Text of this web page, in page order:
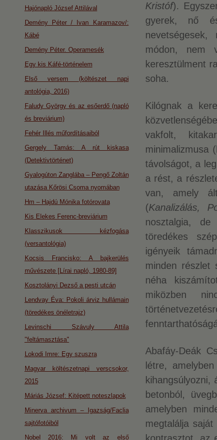
Kristóf).
gyerek, nő
nevetségesek,
módon, nem
keresztülment
soha.
Kilógnak a
vakfolt,
minimalizmusa
távolságot, a
a rést, a
van, amely
(Kanalizálás,
nosztalgia, de
töredékes
igényeik
minden részlet
néha
miközben
Abafáy-Deák
létre,
betonból,
amelyben
megtalálja
Hajónapló József Attilával
Demény Péter / Ivan Karamazov/:
Kábé
Demény Péter. Operamesék
Egy kis Káfé-történelem
Első versem (költészet napi
antológia, 2016)
Faludy György és az esőerdő (napló
és breviárium)
Fehér Illés műfordításaiból
Gergely Tamás: A rút kiskasa
(Detektivtörténet)
Gyalogúton Zanglába – Pengő Zoltán
utazása Kőrösi Csoma nyomában
Hm – Hajdú Mónika fotórovata
Kis Elekes Ferenc-breviárium
Klasszikusok kézfogása
(versantológia)
Kocsis Francisko: A bajkerülés
művészete [Lírai napló, 1980-89]
Kosztolányi Dezső a pesti utcán
Lendvay Éva: Pokoli árviz hullámain
(töredékes önéletrajz)
Levinschi Szávuly Attila
"feltámasztása"
Lokodi Imre: Egy szuszra
Magyar költészetnapi verscsokor,
2015
Máriás József: Kitépett noteszlapok
Minerva archivum – Igazság/Faclia
sajtófotóiból
Nobel 2016: Mi volt az első